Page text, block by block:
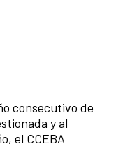
consecutivo de
y al
el CCEBA